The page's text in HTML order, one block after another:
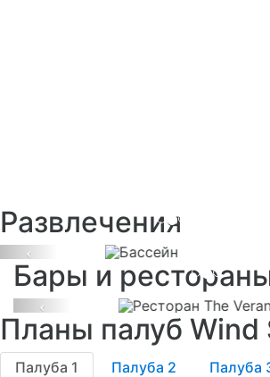
Развлечения
Previous
Бары и
видами, вкуснейшими
напитками.
Previous
Планы палуб Wind
Палуба 1 Палуба 2 Палуба